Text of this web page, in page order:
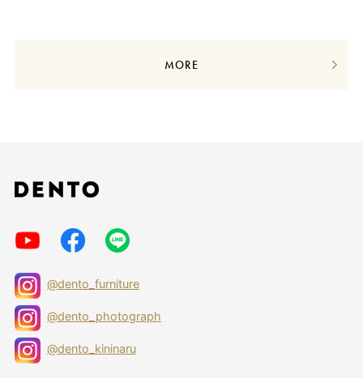
MORE
@dento_furniture
@dento_photograph
@dento_kininaru